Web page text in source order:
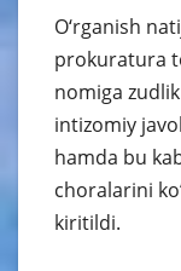
O‘rganish
prokuratura
nomiga
intizomiy
hamda bu
choralarini
kiritildi.